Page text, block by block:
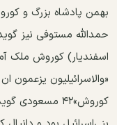
بهمن پادشاه بزرگ و
حمدالله مستوفی نیز
«والاسرائیلیون
کوروش»۴۲